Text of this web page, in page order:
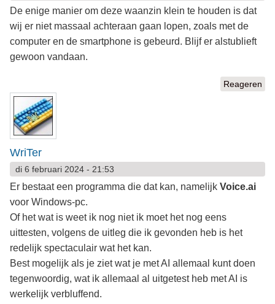
De enige manier om deze waanzin klein te houden is dat
wij er niet massaal achteraan gaan lopen, zoals met de
computer en de smartphone is gebeurd. Blijf er alstublieft
gewoon vandaan.
Reageren
WriTer
di 6 februari 2024 - 21:53
Er bestaat een programma die dat kan, namelijk Voice.ai
voor Windows-pc.
Of het wat is weet ik nog niet ik moet het nog eens
uittesten, volgens de uitleg die ik gevonden heb is het
redelijk spectaculair wat het kan.
Best mogelijk als je ziet wat je met AI allemaal kunt doen
tegenwoordig, wat ik allemaal al uitgetest heb met AI is
werkelijk verbluffend.